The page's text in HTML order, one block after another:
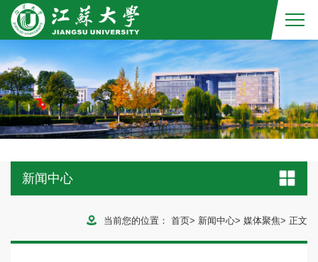
新闻中心
当前您的位置： 首页> 新闻中心> 媒体聚焦> 正文